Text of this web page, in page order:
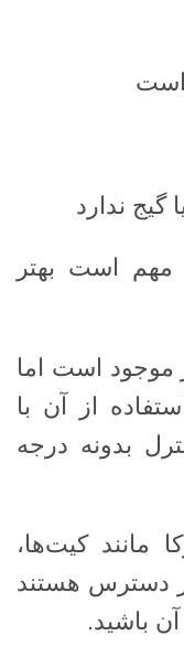
است
ندارد
است بهتر
موجود است اما
از آن با
بدونه درجه
مانند کیت‌ها،
دسترس هستند
باشید.